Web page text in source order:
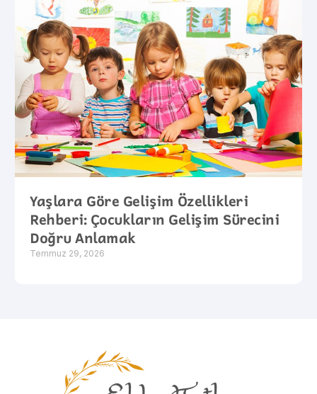
Yaşlara Göre Gelişim Özellikleri
Rehberi: Çocukların Gelişim Sürecini
Doğru Anlamak
Temmuz 29, 2026